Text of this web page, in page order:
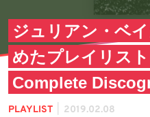
ジュリアン・ベ
めたプレイリス
Complete
PLAYLIST 2019.02.08